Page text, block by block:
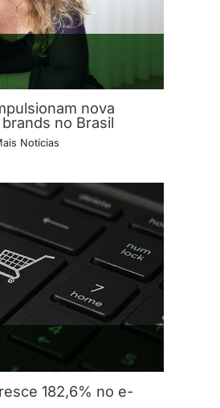
nova
no Brasil
Notícias
182,6% no e-